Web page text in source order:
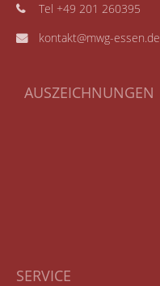
Tel +49 201 260395
kontakt@mwg-essen.de
AUSZEICHNUNGEN
SERVICE